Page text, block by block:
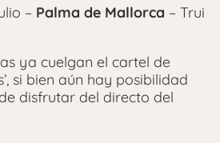
– Palma de Mallorca – Trui
ya cuelgan el cartel de
si bien aún hay posibilidad
disfrutar del directo del